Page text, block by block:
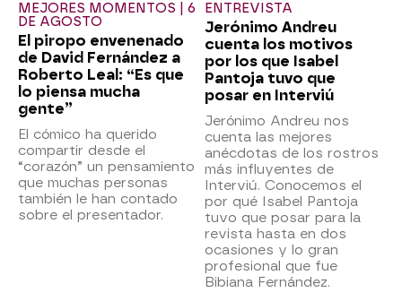
MEJORES MOMENTOS | 6
DE AGOSTO
El piropo envenenado
de David Fernández a
Roberto Leal: “Es que
lo piensa mucha
gente”
El cómico ha querido
compartir desde el
“corazón” un pensamiento
que muchas personas
también le han contado
sobre el presentador.
ENTREVISTA
Jerónimo Andreu
cuenta los motivos
por los que Isabel
Pantoja tuvo que
posar en Interviú
Jerónimo Andreu nos
cuenta las mejores
anécdotas de los rostros
más influyentes de
Interviú. Conocemos el
por qué Isabel Pantoja
tuvo que posar para la
revista hasta en dos
ocasiones y lo gran
profesional que fue
Bibiana Fernández.